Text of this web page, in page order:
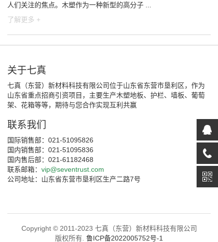
人们关注的焦点。木塑作为一种新型的高分子 ...
了解更多 +
关于七真
七真（东营）新材料科技有限公司位于山东省东营市垦利区，作为
山东省重点招商引资项目，主要生产木塑地板、护栏、墙板、葡萄
架、花箱等等，期待与您合作实现互利共赢
联系我们
国际销售部：021-51095826
国内销售部：021-51095836
国内售后部：021-61182468
联系邮箱： vip@seventrust.com
公司地址：山东省东营市垦利区生产二路7号
Copyright © 2011-2023 七真（东营）新材料科技有限公司
版权所有. 鲁ICP备2022005752号-1